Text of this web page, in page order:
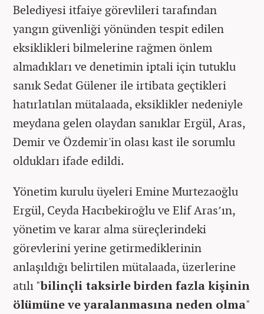
Belediyesi itfaiye görevlileri tarafından
yangın güvenliği yönünden tespit edilen
eksiklikleri bilmelerine rağmen önlem
almadıkları ve denetimin iptali için tutuklu
sanık Sedat Gülener ile irtibata geçtikleri
hatırlatılan mütalaada, eksiklikler nedeniyle
meydana gelen olaydan sanıklar Ergül, Aras,
Demir ve Özdemir'in olası kast ile sorumlu
oldukları ifade edildi.
Yönetim kurulu üyeleri Emine Murtezaoğlu
Ergül, Ceyda Hacıbekiroğlu ve Elif Aras’ın,
yönetim ve karar alma süreçlerindeki
görevlerini yerine getirmediklerinin
anlaşıldığı belirtilen mütalaada, üzerlerine
atılı "bilinçli taksirle birden fazla kişinin
ölümüne ve yaralanmasına neden olma"